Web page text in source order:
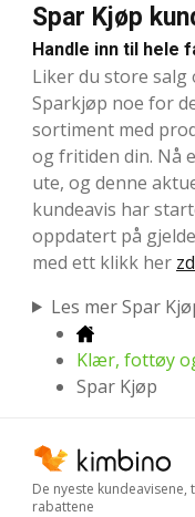
Spar Kjøp
Handle inn til hele
Liker du store salg
Sparkjøp noe for
sortiment med
og fritiden din. Nå
ute, og denne
kundeavis har
oppdatert på
med ett klikk her
Les mer Spar
Klær, fottøy
Spar Kjøp
De nyeste kundeavisene,
rabattene